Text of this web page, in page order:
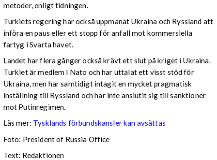
metoder, enligt tidningen.
Turkiets regering har också uppmanat Ukraina och Ryssland att
införa en paus eller ett stopp för anfall mot kommersiella
fartyg i Svarta havet.
Landet har flera gånger också krävt ett slut på kriget i Ukraina.
Turkiet är medlem i Nato och har uttalat ett visst stöd för
Ukraina, men har samtidigt intagit en mycket pragmatisk
inställning till Ryssland och har inte anslutit sig till sanktioner
mot Putinregimen.
Läs mer: Tysklands förbundskansler kan avsättas
Foto: President of Russia Office
Text: Redaktionen